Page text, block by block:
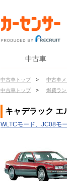
中古車
中古車トップ > 中古車
中古車トップ
> 燃費ラ
キャデラック エ
WLTCモード、JC08モ